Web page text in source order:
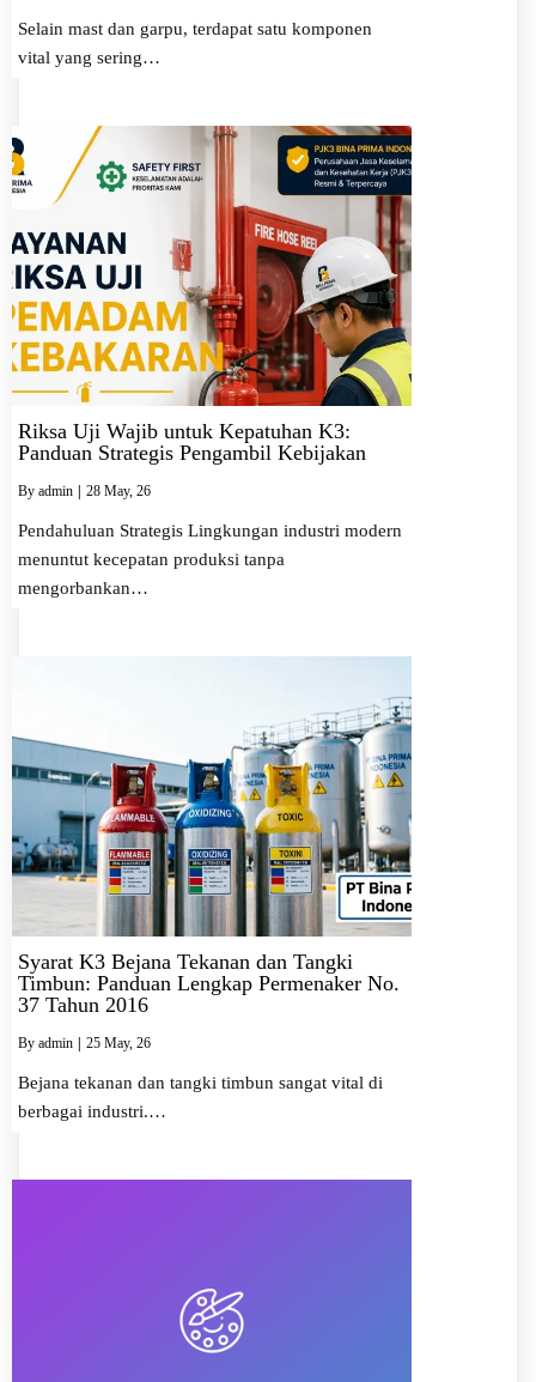
Selain mast dan garpu, terdapat satu komponen
vital yang sering…
Riksa Uji Wajib untuk Kepatuhan K3:
Panduan Strategis Pengambil Kebijakan
By admin 28 May, 26
Pendahuluan Strategis Lingkungan industri modern
menuntut kecepatan produksi tanpa
mengorbankan…
Syarat K3 Bejana Tekanan dan Tangki
Timbun: Panduan Lengkap Permenaker No.
37 Tahun 2016
By admin | 25 May, 26
Bejana tekanan dan tangki timbun sangat vital di
berbagai industri.…